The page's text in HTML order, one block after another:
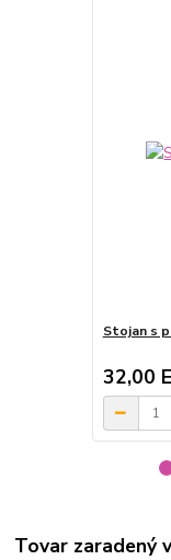
Stojan s
32,00
Tovar zaradený